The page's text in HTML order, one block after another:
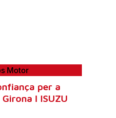
Motor
per a
I ISUZU